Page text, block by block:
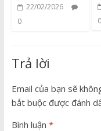
22/02/2026
0
0
Trả lời
Email của bạn sẽ
bắt buộc được đánh
Bình luận *